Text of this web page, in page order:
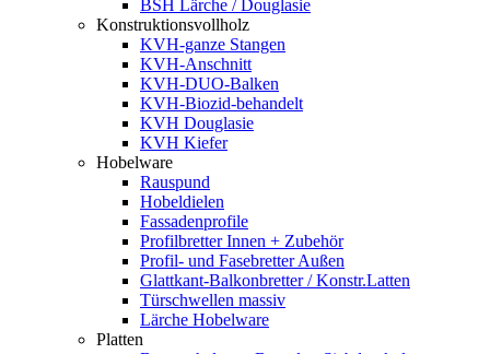
BSH Lärche / Douglasie
Konstruktionsvollholz
KVH-ganze Stangen
KVH-Anschnitt
KVH-DUO-Balken
KVH-Biozid-behandelt
KVH Douglasie
KVH Kiefer
Hobelware
Rauspund
Hobeldielen
Fassadenprofile
Profilbretter Innen + Zubehör
Profil- und Fasebretter Außen
Glattkant-Balkonbretter / Konstr.Latten
Türschwellen massiv
Lärche Hobelware
Platten